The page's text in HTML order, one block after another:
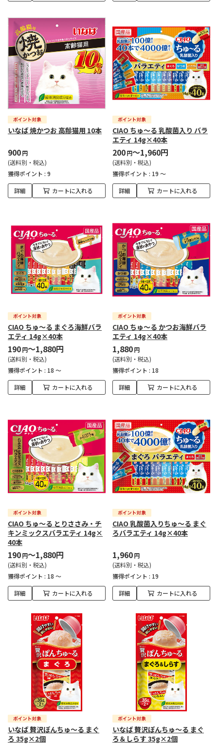
いなば 焼かつお 高齢猫用 10本
900円
(送料別・税込)
獲得ポイント : 9
詳細 カートに入れる
CIAO ちゅ～る 乳酸菌入り バラ
エティ 14g×40本
200円～1,960円
(送料別・税込)
獲得ポイント : 19 ～
詳細 カートに入れる
CIAO ちゅ～る まぐろ海鮮バラ
エティ 14g×40本
190円～1,880円
(送料別・税込)
獲得ポイント : 18 ～
詳細 カートに入れる
CIAO ちゅ～る かつお海鮮バラ
エティ 14g×40本
1,880円
(送料別・税込)
獲得ポイント : 18
詳細 カートに入れる
CIAO ちゅ～る とりささみ・チ
キンミックスバラエティ 14g×
40本
190円～1,880円
(送料別・税込)
獲得ポイント : 18 ～
詳細 カートに入れる
CIAO 乳酸菌入りちゅ～る まぐ
ろバラエティ 14g×40本
1,960円
(送料別・税込)
獲得ポイント : 19
詳細 カートに入れる
いなば 贅沢ぽんちゅ～る まぐ
ろ 35g×2個
いなば 贅沢ぽんちゅ～る まぐ
ろ＆しらす 35g×2個